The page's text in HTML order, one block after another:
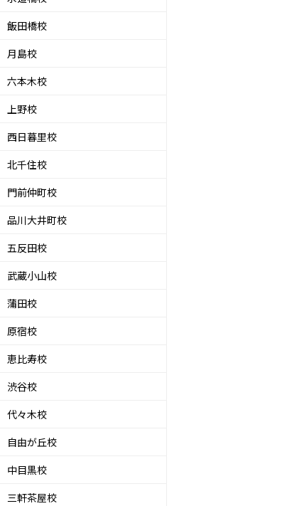
飯田橋校
月島校
六本木校
上野校
西日暮里校
北千住校
門前仲町校
品川大井町校
五反田校
武蔵小山校
蒲田校
原宿校
恵比寿校
渋谷校
代々木校
自由が丘校
中目黒校
三軒茶屋校